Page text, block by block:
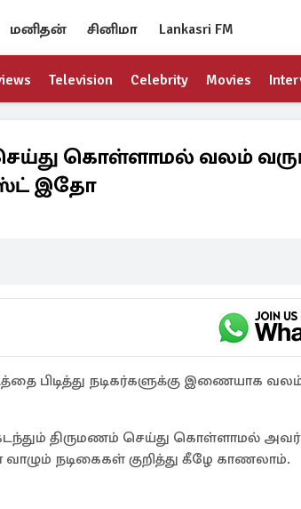
மனிதன் சினிமா Lankasri FM
Television Celebrity Movies
கொள்ளாமல் வலம்
இதோ
பிடித்து நடிகர்களுக்கு இணையாக
திருமணம் செய்து கொள்ளாமல்
நடிகைகள் குறித்து கீழே காணலாம்.